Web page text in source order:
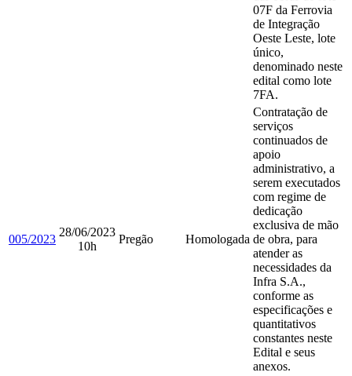
07F da Ferrovia
de Integração
Oeste Leste, lote
único,
denominado neste
edital como lote
7FA.
005/2023
28/06/2023
10h
Pregão Homologada
Contratação de
serviços
continuados de
apoio
administrativo, a
serem executados
com regime de
dedicação
exclusiva de mão
de obra, para
atender as
necessidades da
Infra S.A.,
conforme as
especificações e
quantitativos
constantes neste
Edital e seus
anexos.